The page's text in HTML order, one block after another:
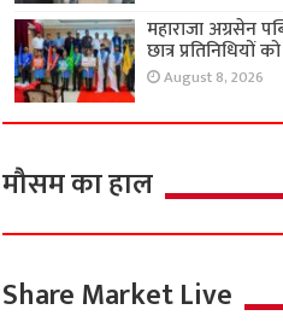
महाराजा अग्रसेन
छात्र प्रतिनिधियों
August 8, 2026
मौसम का हाल
Share Market Live